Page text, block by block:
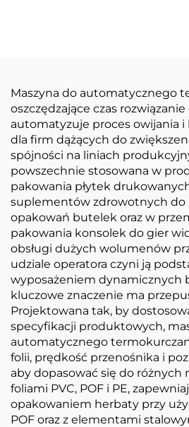
Maszyna do automatycznego
oszczędzające czas
automatyzuje proces owijania i
dla firm dążących do
spójności na liniach
powszechnie stosowana w
pakowania płytek
suplementów zdrowotnych do
opakowań butelek oraz w
pakowania konsolek do gier
obsługi dużych wolumenów
udziale operatora czyni ją
wyposażeniem dynamicznych
kluczowe znaczenie ma
Projektowana tak, by
specyfikacji produktowych,
automatycznego
folii, prędkość przenośnika i
aby dopasować się do różnych
foliami PVC, POF i PE,
opakowaniem herbaty przy
POF oraz z elementami